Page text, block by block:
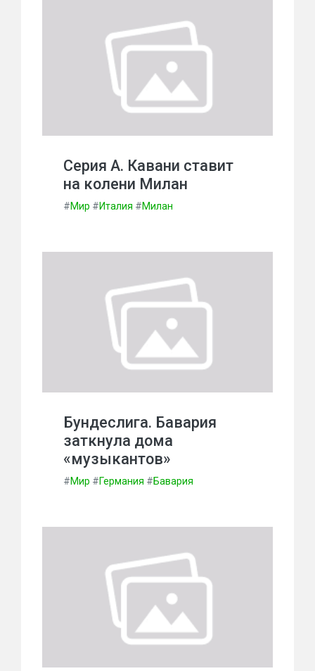
Серия А. Кавани ставит
на колени Милан
#Мир #Италия #Милан
Бундеслига. Бавария
заткнула дома
«музыкантов»
#Мир #Германия #Бавария